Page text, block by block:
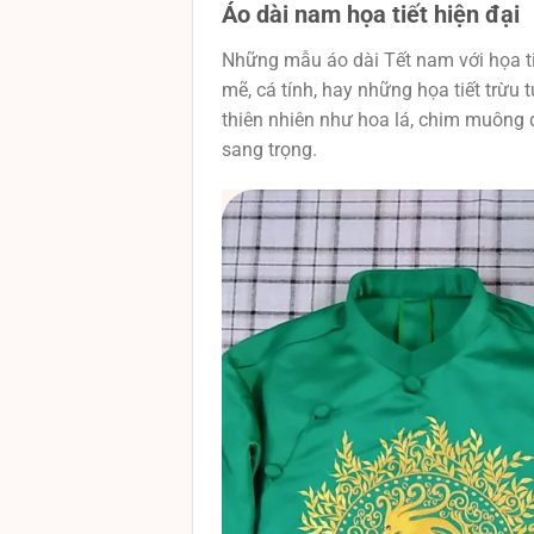
Áo dài nam họa tiết hiện đại
Những mẫu áo dài Tết nam với
mẽ, cá tính, hay những họa tiết trừu
thiên nhiên như hoa lá, chim
sang trọng.